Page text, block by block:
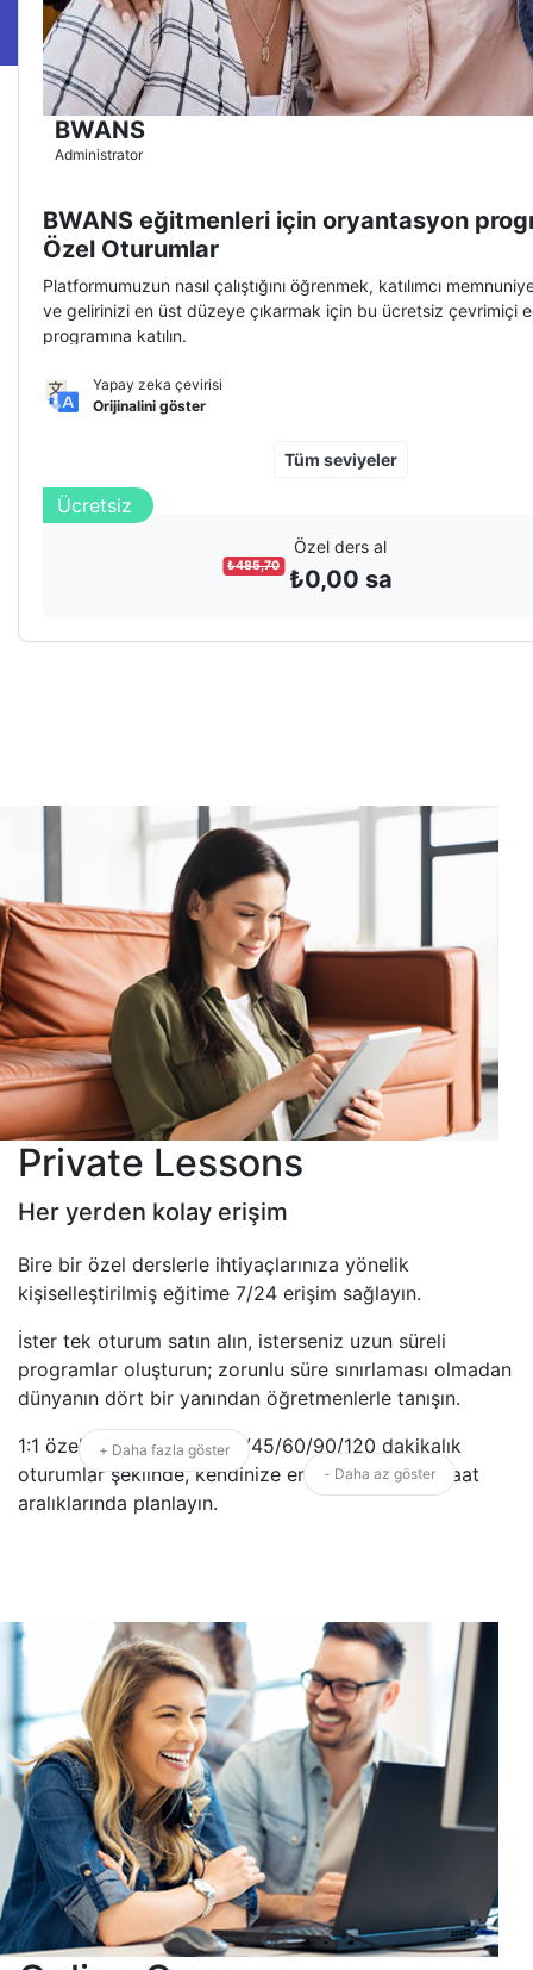
BWANS
Administrator
BWANS eğitmenleri için oryantasyon
Özel Oturumlar
Platformumuzun nasıl çalıştığını öğrenmek, katılımcı
ve gelirinizi en üst düzeye çıkarmak için bu ücretsiz çevrimiçi
programına katılın.
Yapay zeka çevirisi
Orijinalini göster
Tüm seviyeler
Ücretsiz
Özel ders al
₺485,70 ₺0,00 sa
Private Lessons
Her yerden kolay erişim
Bire bir özel derslerle ihtiyaçlarınıza yönelik
kişiselleştirilmiş eğitime 7/24 erişim sağlayın.
İster tek oturum satın alın, isterseniz uzun süreli
programlar oluşturun; zorunlu süre sınırlaması olmadan
dünyanın dört bir yanından öğretmenlerle tanışın.
1:1 özel derslerinizi 15/30/45/60/90/120 dakikalık
oturumlar şeklinde, kendinize en uygun gün ve saat
aralıklarında planlayın.
+ Daha fazla göster
- Daha az göster